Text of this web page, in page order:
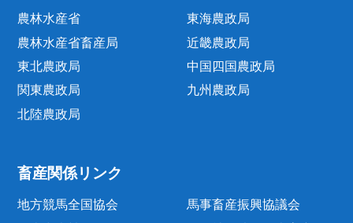
農林水産省
農林水産省畜産局
東北農政局
関東農政局
北陸農政局
東海農政局
近畿農政局
中国四国農政局
九州農政局
畜産関係リンク
地方競馬全国協会
馬事畜産振興協議会